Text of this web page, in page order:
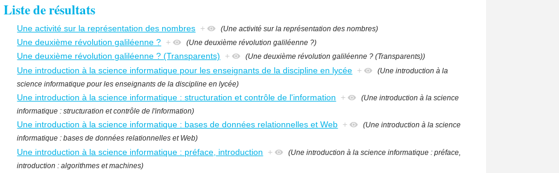
Liste de résultats
Une activité sur la représentation des nombres + (Une activité sur la représentation des nombres)
Une deuxième révolution galiléenne ? + (Une deuxième révolution galiléenne ?)
Une deuxième révolution galiléenne ? (Transparents) + (Une deuxième révolution galiléenne ? (Transparents))
Une introduction à la science informatique pour les enseignants de la discipline en lycée +
(Une introduction à la
science informatique pour les enseignants de la discipline en lycée)
Une introduction à la science informatique : structuration et contrôle de l'information +
(Une introduction à la science
informatique : structuration et contrôle de l'information)
Une introduction à la science informatique : bases de données relationnelles et Web +
(Une introduction à la science
informatique : bases de données relationnelles et Web)
Une introduction à la science informatique : préface, introduction +
(Une introduction à la science informatique : préface,
introduction : algorithmes et machines)